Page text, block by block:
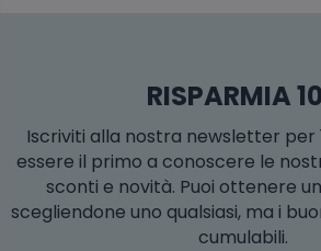
RISPARMIA
Iscriviti alla nostra newsletter per
essere il primo a conoscere le
sconti e novità. Puoi ottenere
scegliendone uno qualsiasi, ma i
cumulabili.